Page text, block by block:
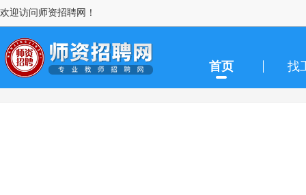
欢迎访问师资招聘网！
首页 找